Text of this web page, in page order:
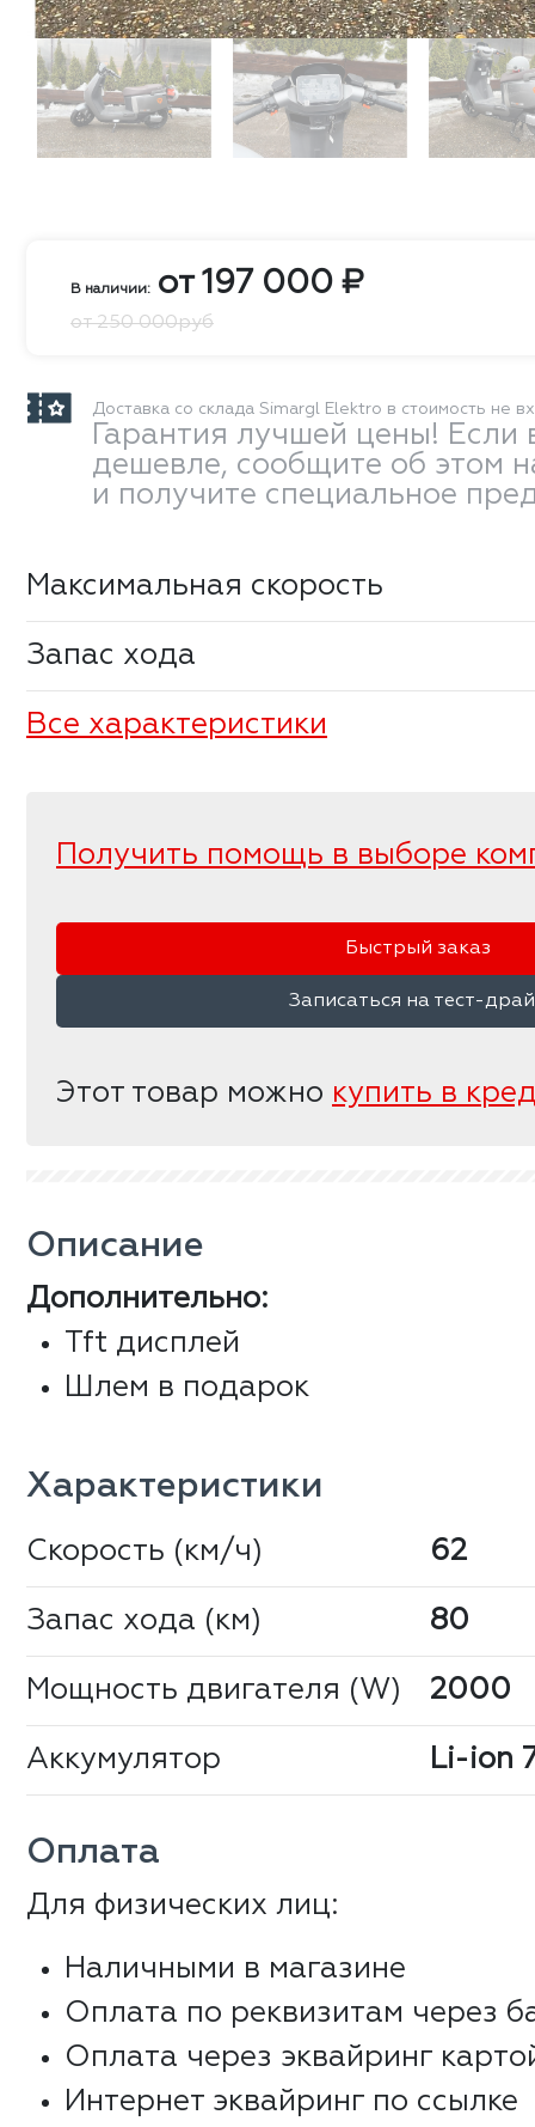
В наличии: от197 000 ₽
от 250 000руб
Доставка со склада Simargl Elektro в стоимость не
Гарантия лучшей цены! Если
дешевле, сообщите об этом
и получите специальное
Максимальная скорость
Запас хода
Все характеристики
Получить помощь в выборе
Быстрый заказ
Записаться на тест-
Этот товар можно купить в
Описание
Дополнительно:
Tft дисплей
Шлем в подарок
Характеристики
Скорость (км/ч) 62
Запас хода (км) 80
Мощность двигателя (W) 2000
Аккумулятор Li-ion
Оплата
Для физических лиц:
Наличными в магазине
Оплата по реквизитам через
Оплата через эквайринг
Интернет эквайринг по ссылке